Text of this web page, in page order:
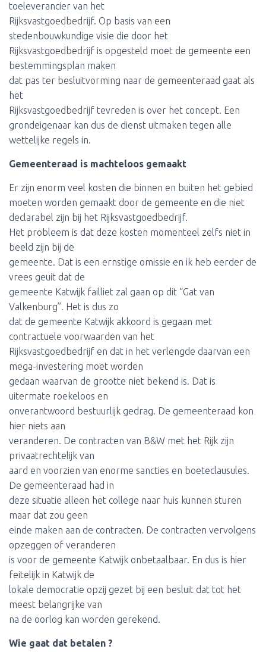
toeleverancier van het
Rijksvastgoedbedrijf. Op basis van een
stedenbouwkundige visie die door het
Rijksvastgoedbedrijf is opgesteld moet de gemeente een
bestemmingsplan maken
dat pas ter besluitvorming naar de gemeenteraad gaat als
het
Rijksvastgoedbedrijf tevreden is over het concept. Een
grondeigenaar kan dus de dienst uitmaken tegen alle
wettelijke regels in.
Gemeenteraad is machteloos gemaakt
Er zijn enorm veel kosten die binnen en buiten het gebied
moeten worden gemaakt door de gemeente en die niet
declarabel zijn bij het Rijksvastgoedbedrijf.
Het probleem is dat deze kosten momenteel zelfs niet in
beeld zijn bij de
gemeente. Dat is een ernstige omissie en ik heb eerder de
vrees geuit dat de
gemeente Katwijk failliet zal gaan op dit “Gat van
Valkenburg”. Het is dus zo
dat de gemeente Katwijk akkoord is gegaan met
contractuele voorwaarden van het
Rijksvastgoedbedrijf en dat in het verlengde daarvan een
mega-investering moet worden
gedaan waarvan de grootte niet bekend is. Dat is
uitermate roekeloos en
onverantwoord bestuurlijk gedrag. De gemeenteraad kon
hier niets aan
veranderen. De contracten van B&W met het Rijk zijn
privaatrechtelijk van
aard en voorzien van enorme sancties en boeteclausules.
De gemeenteraad had in
deze situatie alleen het college naar huis kunnen sturen
maar dat zou geen
einde maken aan de contracten. De contracten vervolgens
opzeggen of veranderen
is voor de gemeente Katwijk onbetaalbaar. En dus is hier
feitelijk in Katwijk de
lokale democratie opzij gezet bij een besluit dat tot het
meest belangrijke van
na de oorlog kan worden gerekend.
Wie gaat dat betalen ?